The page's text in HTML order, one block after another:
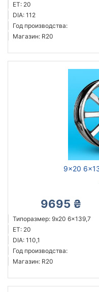
ET: 20
DIA: 112
Год производства:
Магазин: R20
9x20
9695 ₴
Типоразмер: 9x20 6x139,7
ET: 20
DIA: 110,1
Год производства:
Магазин: R20